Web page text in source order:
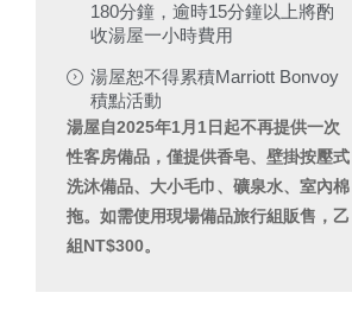
180分鐘，逾時15分鐘以上將酌
收湯屋一小時費用
湯屋恕不得累積Marriott Bonvoy
積點活動
湯屋自2025年1月1日起不再提供一次
性客房備品，僅提供香皂、壁掛按壓式
洗沐備品、大小毛巾、礦泉水、室內棉
拖。如需使用現場備品旅行組販售，乙
組NT$300。